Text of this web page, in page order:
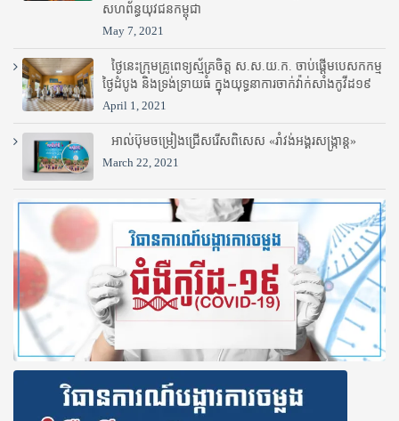
សហព័ន្ធយុវជនកម្ពុជា
May 7, 2021
ថ្ងៃនេះក្រុមគ្រូពេទ្យស្ម័គ្រចិត្ត ស.ស.យ.ក. ចាប់ផ្តើមបេសកកម្ម
ថ្ងៃដំបូង និងទ្រង់ទ្រាយធំ ក្នុងយុទ្ធនាការចាក់វ៉ាក់សាំងកូវីដ១៩
April 1, 2021
អាល់ប៊ុមចម្រៀងជ្រើសរើសពិសេស «រាំវង់អង្គរសង្ក្រាន្ត»
March 22, 2021